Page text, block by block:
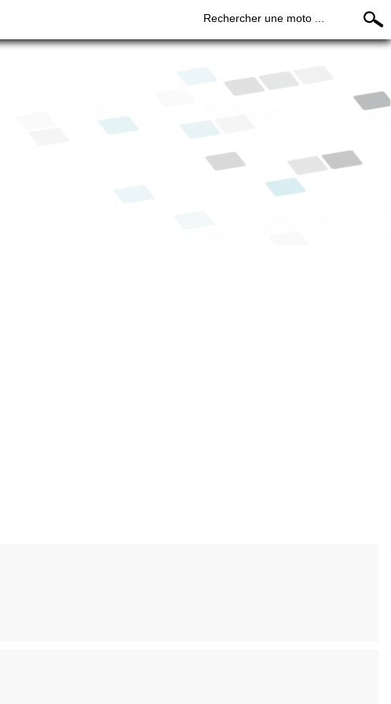
Rechercher une moto ...